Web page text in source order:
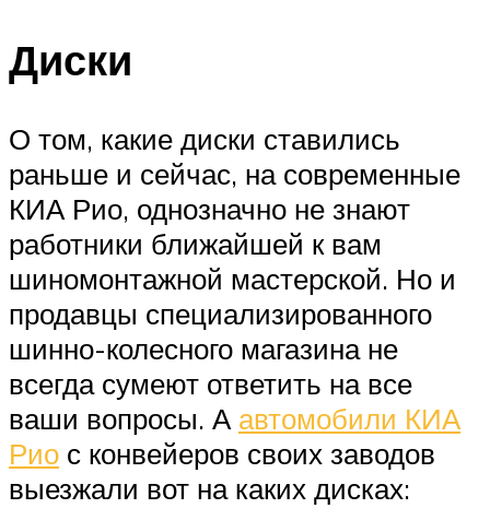
Диски
О том, какие диски ставились
раньше и сейчас, на современные
КИА Рио, однозначно не знают
работники ближайшей к вам
шиномонтажной мастерской. Но и
продавцы специализированного
шинно-колесного магазина не
всегда сумеют ответить на все
ваши вопросы. А автомобили КИА
Рио с конвейеров своих заводов
выезжали вот на каких дисках: